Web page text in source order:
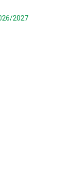
2027